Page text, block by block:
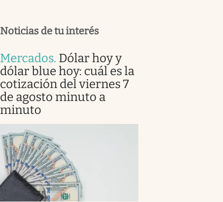
Noticias de tu interés
Mercados. Dólar hoy y
dólar blue hoy: cuál es la
cotización del viernes 7
de agosto minuto a
minuto